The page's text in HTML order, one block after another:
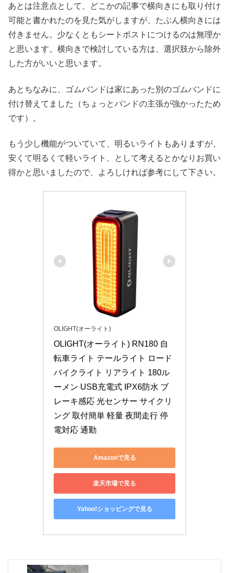
あとは注意点として、どこかの記事で横向きにも取り付け
可能と書かれたのを見た気がしますが、たぶん横向きには
付きません。少なくともシートポストにつけるのは無理か
と思います。横向きで検討している方は、選択肢から除外
した方がいいと思います。
あとちなみに、ゴムバンドは家にあった別のゴムバンドに
付け替えてました（ちょっとバンドの主張が強かったため
です）。
もう少し機能がついていて、明るいライトもありますが、
安くて明るくて軽いライト、として考えるとかなりお買い
得かと思いましたので、よろしければ参考にして下さい。
OLIGHT(オーライト)
OLIGHT(オーライト) RN180 自
転車ライト テールライト ロード
バイクライト リアライト 180ル
ーメン USB充電式 IPX6防水 ブ
レーキ感応 光センサー サイクリ
ング 取付簡単 軽量 夜間走行 停
電対応 通勤
Amazonで見る
楽天市場で見る
Yahoo!ショッピングで見る